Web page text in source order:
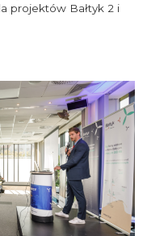
projektów Bałtyk 2 i